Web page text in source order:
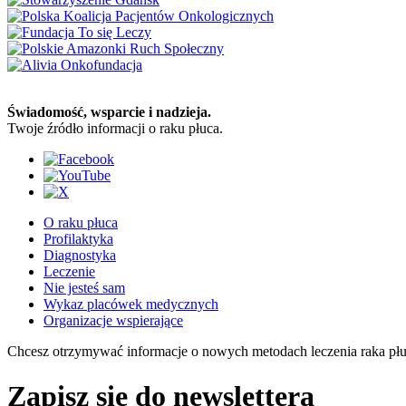
Świadomość, wsparcie i nadzieja.
Twoje źródło informacji o raku płuca.
O raku płuca
Profilaktyka
Diagnostyka
Leczenie
Nie jesteś sam
Wykaz placówek medycznych
Organizacje wspierające
Chcesz otrzymywać informacje o nowych metodach leczenia raka
Zapisz się do newslettera